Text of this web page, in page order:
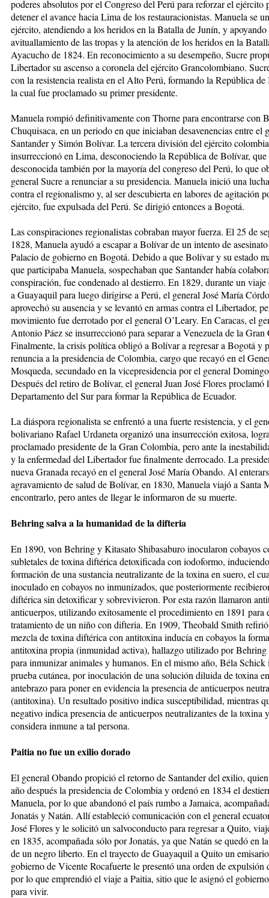
poderes absolutos por el Congreso del Perú para reforzar el ejército
detener el avance hacia Lima de los restauracionistas. Manuela se
ejército, atendiendo a los heridos en la Batalla de Junín, y apoyando
avituallamiento de las tropas y la atención de los heridos en la
Ayacucho de 1824. En reconocimiento a su desempeño, Sucre
Libertador su ascenso a coronela del ejército Grancolombiano.
con la resistencia realista en el Alto Perú, formando la República
la cual fue proclamado su primer presidente.
Manuela rompió definitivamente con Thorne para encontrarse con
Chuquisaca, en un periodo en que iniciaban desavenencias entre el
Santander y Simón Bolívar. La tercera división del ejército
insurreccionó en Lima, desconociendo la República de Bolívar, que
desconocida también por la mayoría del congreso del Perú, lo que
general Sucre a renunciar a su presidencia. Manuela inició una
contra el regionalismo y, al ser descubierta en labores de agitación
ejército, fue expulsada del Perú. Se dirigió entonces a Bogotá.
Las conspiraciones regionalistas cobraban mayor fuerza. El 25 de
1828, Manuela ayudó a escapar a Bolívar de un intento de
Palacio de gobierno en Bogotá. Debido a que Bolívar y su estado
que participaba Manuela, sospechaban que Santander había
conspiración, fue condenado al destierro. En 1829, durante un
a Guayaquil para luego dirigirse a Perú, el general José María
aprovechó su ausencia y se levantó en armas contra el Libertador,
movimiento fue derrotado por el general O’Leary. En Caracas, el
Antonio Páez se insurreccionó para separar a Venezuela de la
Finalmente, la crisis política obligó a Bolívar a regresar a Bogotá y
renuncia a la presidencia de Colombia, cargo que recayó en el
Mosqueda, secundado en la vicepresidencia por el general
Después del retiro de Bolívar, el general Juan José Flores proclamó
Departamento del Sur para formar la República de Ecuador.
La diáspora regionalista se enfrentó a una fuerte resistencia, y el
bolivariano Rafael Urdaneta organizó una insurrección exitosa,
proclamado presidente de la Gran Colombia, pero ante la
y la enfermedad del Libertador fue finalmente derrocado. La
nueva Granada recayó en el general José María Obando. Al
agravamiento de salud de Bolívar, en 1830, Manuela viajó a Santa
encontrarlo, pero antes de llegar le informaron de su muerte.
Behring salva a la humanidad de la difteria
En 1890, von Behring y Kitasato Shibasaburo inocularon cobayos
subletales de toxina diftérica detoxificada con iodoformo,
formación de una sustancia neutralizante de la toxina en suero, el
inoculado en cobayos no inmunizados, que posteriormente
diftérica sin detoxificar y sobrevivieron. Por esta razón llamaron
anticuerpos, utilizando exitosamente el procedimiento en 1891 para
tratamiento de un niño con difteria. En 1909, Theobald Smith
mezcla de toxina diftérica con antitoxina inducía en cobayos la
antitoxina propia (inmunidad activa), hallazgo utilizado por Behring
para inmunizar animales y humanos. En el mismo año, Béla
prueba cutánea, por inoculación de una solución diluida de toxina
antebrazo para poner en evidencia la presencia de anticuerpos
(antitoxina). Un resultado positivo indica susceptibilidad, mientras
negativo indica presencia de anticuerpos neutralizantes de la toxina
considera inmune a tal persona.
Paitia no fue un exilio dorado
El general Obando propició el retorno de Santander del exilio,
año después la presidencia de Colombia y ordenó en 1834 el
Manuela, por lo que abandonó el país rumbo a Jamaica,
Jonatás y Natán. Allí estableció comunicación con el general
José Flores y le solicitó un salvoconducto para regresar a Quito,
en 1835, acompañada sólo por Jonatás, ya que Natán se quedó en
de un negro liberto. En el trayecto de Guayaquil a Quito un
gobierno de Vicente Rocafuerte le presentó una orden de expulsión
por lo que emprendió el viaje a Paitia, sitio que le asignó el
para vivir.